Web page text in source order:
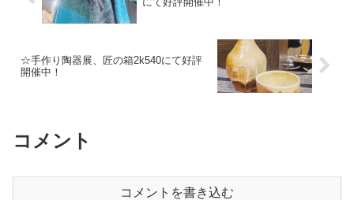
☆手作り陶器展、匠の箱2k540にて好評
開催中！
コメント
コメントを書き込む